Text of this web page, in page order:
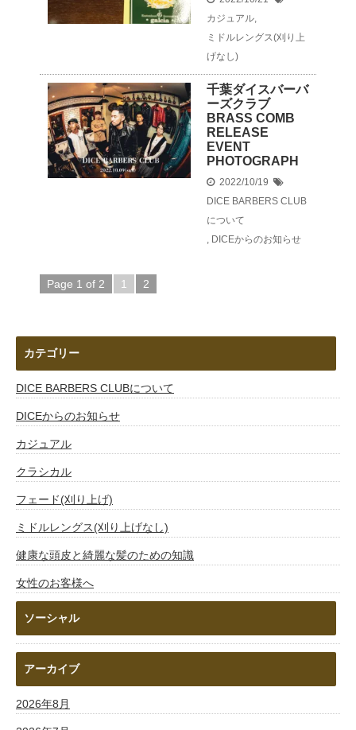
カジュアル,
ミドルレングス(刈り上
げなし)
千葉ダイスバーバ
ーズクラブ
BRASS COMB
RELEASE
EVENT
PHOTOGRAPH
2022/10/19
DICE BARBERS CLUB
について
, DICEからのお知らせ
Page 1 of 2 1 2
カテゴリー
DICE BARBERS CLUBについて
DICEからのお知らせ
カジュアル
クラシカル
フェード(刈り上げ)
ミドルレングス(刈り上げなし)
健康な頭皮と綺麗な髪のための知識
女性のお客様へ
ソーシャル
アーカイブ
2026年8月